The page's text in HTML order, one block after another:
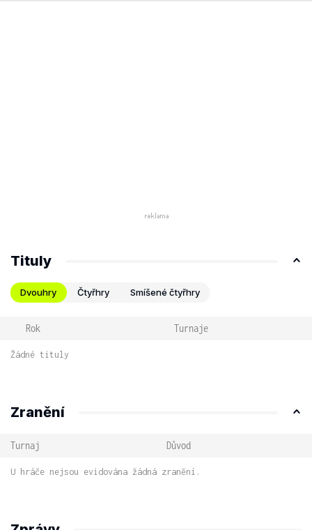
Tituly
Dvouhry Čtyřhry Smíšené čtyřhry
Rok Turnaje
Žádné tituly
Zranění
Turnaj Důvod
U hráče nejsou evidována žádná zranění.